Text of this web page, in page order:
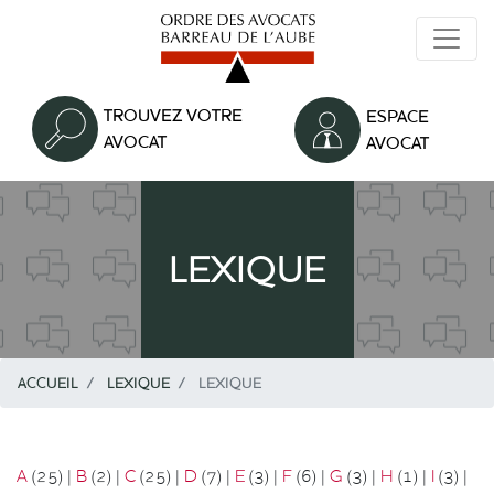
principal
TROUVEZ VOTRE
AVOCAT
ESPACE
AVOCAT
LEXIQUE
ACCUEIL LEXIQUE LEXIQUE
A (25) | B (2) | C (25) | D (7) | E (3) | F (6) | G (3) | H (1) | I (3) |